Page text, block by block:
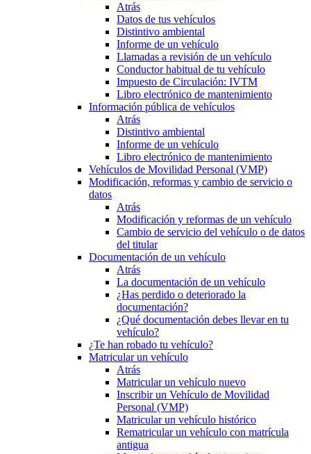
Atrás
Datos de tus vehículos
Distintivo ambiental
Informe de un vehículo
Llamadas a revisión de un vehículo
Conductor habitual de tu vehículo
Impuesto de Circulación: IVTM
Libro electrónico de mantenimiento
Información pública de vehículos
Atrás
Distintivo ambiental
Informe de un vehículo
Libro electrónico de mantenimiento
Vehículos de Movilidad Personal (VMP)
Modificación, reformas y cambio de servicio o
datos
Atrás
Modificación y reformas de un vehículo
Cambio de servicio del vehículo o de datos
del titular
Documentación de un vehículo
Atrás
La documentación de un vehículo
¿Has perdido o deteriorado la
documentación?
¿Qué documentación debes llevar en tu
vehículo?
¿Te han robado tu vehículo?
Matricular un vehículo
Atrás
Matricular un vehículo nuevo
Inscribir un Vehículo de Movilidad
Personal (VMP)
Matricular un vehículo histórico
Rematricular un vehículo con matrícula
antigua